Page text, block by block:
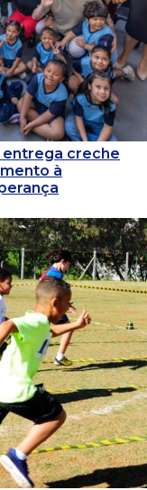
entrega creche
à